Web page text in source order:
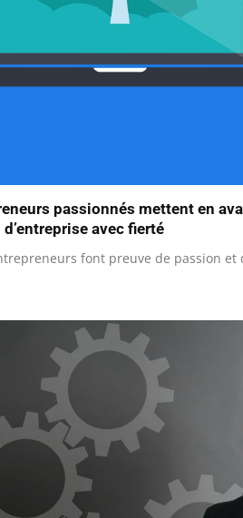
passionnés mettent en
avec fierté
font preuve de passion et